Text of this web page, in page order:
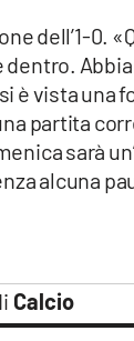
Calcio
dell’1-0.
dentro.
è vista una
partita
sarà
alcuna